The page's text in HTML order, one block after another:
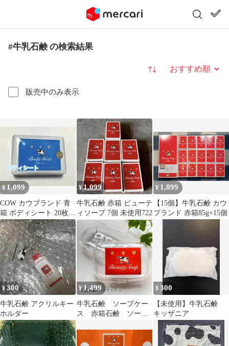
#牛乳石鹸 の検索結果
販売中のみ表示
並び替え
¥ 1,099
COW カウブランド 青
箱 ボディシート 20枚入
牛乳石鹸
¥1,099
牛乳石鹸 赤箱 ビューテ
ィソープ 7個 未使用722
¥ 1,899
【15個】牛乳石鹸 カウ
ブランド 赤箱85g×15個
¥300
牛乳石鹸 アクリルキー
ホルダー
¥ 1,499
牛乳石鹸 ソープケー
ス 赤箱石鹸 ソープ
¥300
【未使用】牛乳石鹸
キッザニア